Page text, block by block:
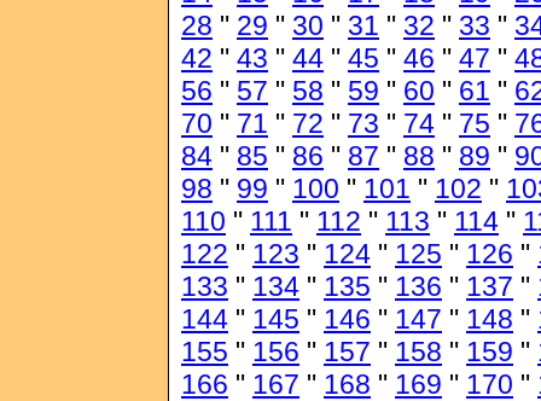
28 " 29 " 30 " 31 " 32 " 33 "
42 " 43 " 44 " 45 " 46 " 47 "
56 " 57 " 58 " 59 " 60 " 61 "
70 " 71 " 72 " 73 " 74 " 75 "
84 " 85 " 86 " 87 " 88 " 89 "
98 " 99 " 100 " 101 " 102 "
110 " 111 " 112 " 113 " 114 "
122 " 123 " 124 " 125 " 126 "
133 " 134 " 135 " 136 " 137 "
144 " 145 " 146 " 147 " 148 "
155 " 156 " 157 " 158 " 159 "
166 " 167 " 168 " 169 " 170 "